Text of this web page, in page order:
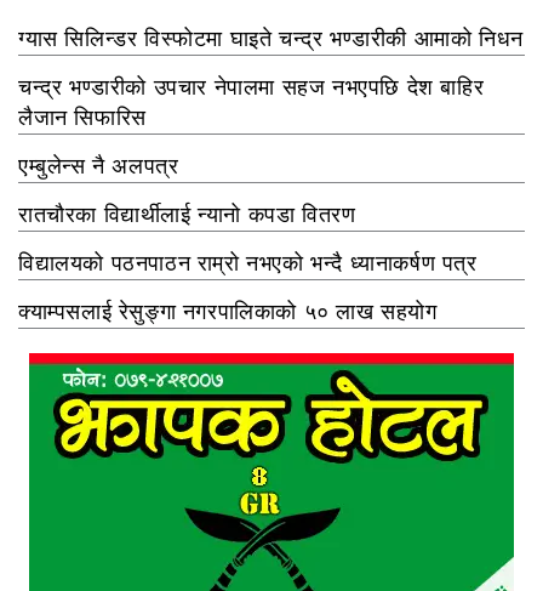
ग्यास सिलिन्डर विस्फोटमा घाइते चन्द्र भण्डारीकी आमाको निधन
चन्द्र भण्डारीको उपचार नेपालमा सहज नभएपछि देश बाहिर
लैजान सिफारिस
एम्बुलेन्स नै अलपत्र
रातचौरका विद्यार्थीलाई न्यानो कपडा वितरण
विद्यालयको पठनपाठन राम्रो नभएको भन्दै ध्यानाकर्षण पत्र
क्याम्पसलाई रेसुङ्गा नगरपालिकाको ५० लाख सहयोग